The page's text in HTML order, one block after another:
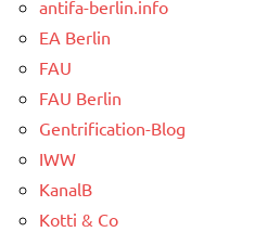
antifa-berlin.info
EA Berlin
FAU
FAU Berlin
Gentrification-Blog
IWW
KanalB
Kotti & Co